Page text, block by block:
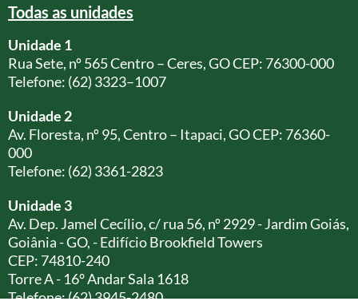
Todas as unidades
Unidade 1
Rua Sete, nº 565 Centro – Ceres, GO CEP: 76300-000
Telefone: (62) 3323–1007
Unidade 2
Av. Floresta, nº 95, Centro – Itapaci, GO CEP: 76360-
000
Telefone: (62) 3361-2823
Unidade 3
Av. Dep. Jamel Cecílio, c/ rua 56, nº 2929 - Jardim Goiás,
Goiânia - GO, - Edifício Brookfield Towers
CEP: 74810-240
Torre A - 16° Andar Sala 1618
Telefone: (62) 3945-2480